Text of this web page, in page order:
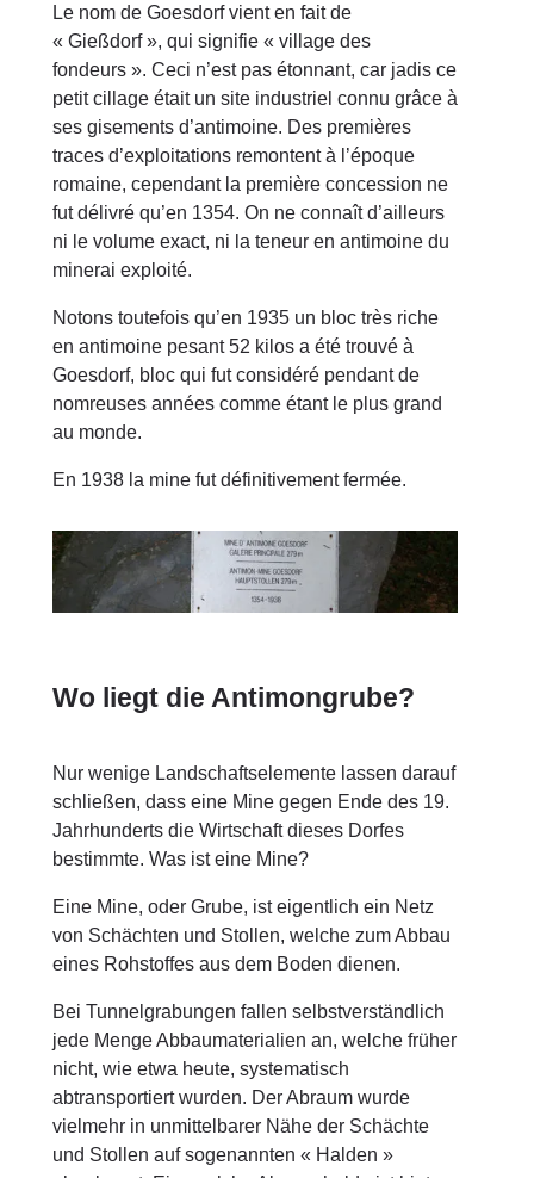
Le nom de Goesdorf vient en fait de
« Gießdorf », qui signifie « village des
fondeurs ». Ceci n’est pas étonnant, car jadis ce
petit cillage était un site industriel connu grâce à
ses gisements d’antimoine. Des premières
traces d’exploitations remontent à l’époque
romaine, cependant la première concession ne
fut délivré qu’en 1354. On ne connaît d’ailleurs
ni le volume exact, ni la teneur en antimoine du
minerai exploité.
Notons toutefois qu’en 1935 un bloc très riche
en antimoine pesant 52 kilos a été trouvé à
Goesdorf, bloc qui fut considéré pendant de
nomreuses années comme étant le plus grand
au monde.
En 1938 la mine fut définitivement fermée.
Wo liegt die Antimongrube?
Nur wenige Landschaftselemente lassen darauf
schließen, dass eine Mine gegen Ende des 19.
Jahrhunderts die Wirtschaft dieses Dorfes
bestimmte. Was ist eine Mine?
Eine Mine, oder Grube, ist eigentlich ein Netz
von Schächten und Stollen, welche zum Abbau
eines Rohstoffes aus dem Boden dienen.
Bei Tunnelgrabungen fallen selbstverständlich
jede Menge Abbaumaterialien an, welche früher
nicht, wie etwa heute, systematisch
abtransportiert wurden. Der Abraum wurde
vielmehr in unmittelbarer Nähe der Schächte
und Stollen auf sogenannten « Halden »